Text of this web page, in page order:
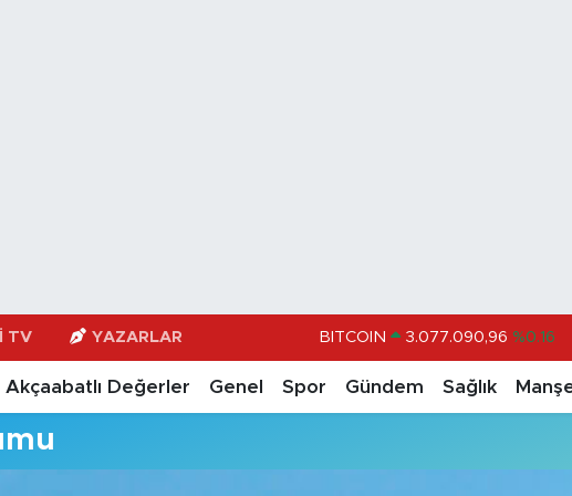
TV YAZARLAR BITCOIN 3.077.090,96 %0.16
DOLAR 47,6006 %0.06
EURO 55,0250 %0.02
Akçaabatlı Değerler Genel Spor Gündem Sağlık